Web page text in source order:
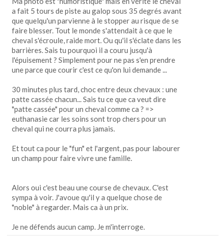
a fait 5 tours de piste au galop sous 35 degrés avant
que quelqu'un parvienne à le stopper au risque de se
faire blesser. Tout le monde s'attendait à ce que le
cheval s'écroule, raide mort. Ou qu'il s'éclate dans les
barrières. Sais tu pourquoi il a couru jusqu'à
l'épuisement ? Simplement pour ne pas s'en prendre
une parce que courir c'est ce qu'on lui demande ...
30 minutes plus tard, choc entre deux chevaux : une
patte cassée chacun... Sais tu ce que ca veut dire
"patte cassée" pour un cheval comme ca ? =>
euthanasie car les soins sont trop chers pour un
cheval qui ne courra plus jamais.
Et tout ca pour le "fun" et l'argent, pas pour labourer
un champ pour faire vivre une famille.
Alors oui c'est beau une course de chevaux. C'est
sympa à voir. J'avoue qu'il y a quelque chose de
"noble" à regarder. Mais ca à un prix.
Je ne défends aucun camp. Je m'interroge.